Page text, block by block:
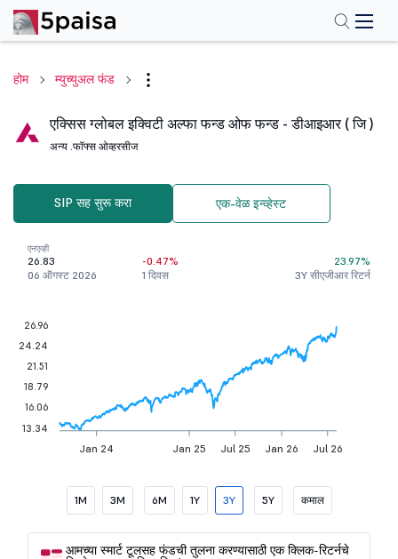
होम म्युच्युअल फंड
एक्सिस ग्लोबल इक्विटी अल्फा फन्ड ओफ फन्ड - डीआइआर ( जि )
अन्य .फॉफ्स ओव्हरसीज
SIP सह सुरू करा एक-वेळ इन्व्हेस्ट
एनएव्ही
26.83
06 ऑगस्ट 2026
-0.47%
1 दिवस
23.97%
3Y सीएजीआर रिटर्न
Jan 24 Jan 25 Jul 25 Jan 26 Jul 26
26.96
24.24
21.51
18.79
16.06
13.34
1M 3M 6M 1Y 3Y 5Y कमाल
आमच्या स्मार्ट टूलसह फंडची तुलना करण्यासाठी एक क्लिक-रिटर्नचे